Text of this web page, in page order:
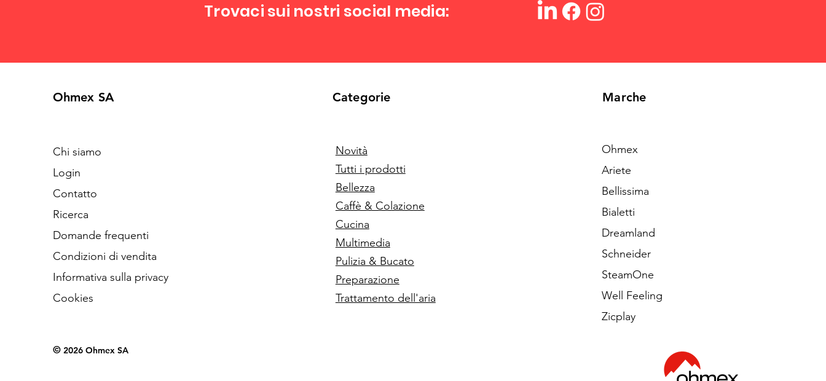
Trovaci sui nostri social media:
Ohmex SA
Chi siamo
Login
Contatto
Ricerca
Domande frequenti
Condizioni di vendita
Informativa sulla privacy
Cookies
©2026 Ohmex SA
Categorie
Novità
Tutti i prodotti
Bellezza
Caffè & Colazione
Cucina
Multimedia
Pulizia & Bucato
Preparazione
Trattamento dell'aria
Marche
Ohmex
Ariete
Bellissima
Bialetti
Dreamland
Schneider
SteamOne
Well Feeling
Zicplay